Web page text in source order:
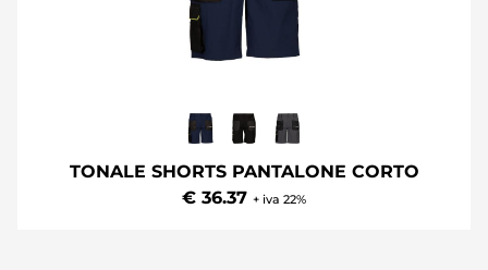
TONALE SHORTS PANTALONE CORTO
€ 36.37 + iva 22%